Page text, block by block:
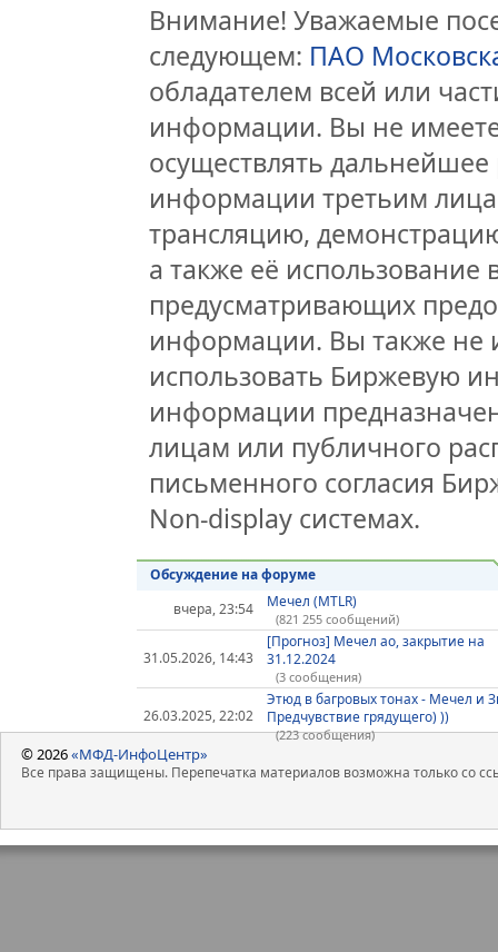
Внимание! Уважаемые
следующем: ПАО
обладателем всей или
информации. Вы не
осуществлять
информации третьим
трансляцию,
а также её
предусматривающих
информации. Вы также не
использовать Биржевую
информации
лицам или публичного
письменного согласия
Non-display системах.
Обсуждение на форуме
вчера, 23:54
Мечел (MTLR)
(821 255 сообщений)
31.05.2026, 14:43
[Прогноз] Мечел ао, закрытие на
31.12.2024
(3 сообщения)
26.03.2025, 22:02
Этюд в багровых тонах - Мечел и
Предчувствие грядущего) ))
(223 сообщения)
© 2026«МФД-ИнфоЦентр»
Все права защищены. Перепечатка материалов возможна только со